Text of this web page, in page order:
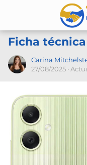
Ficha
Carina
27/08/2025 ·